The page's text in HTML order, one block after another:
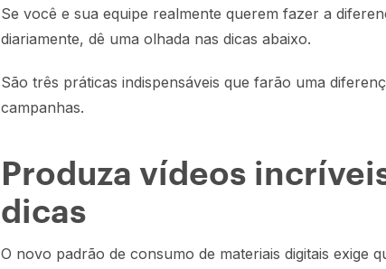
Se você e sua equipe realmente querem fazer a
diariamente, dê uma olhada nas dicas abaixo.
São três práticas indispensáveis que farão uma
campanhas.
Produza vídeos
dicas
O novo padrão de consumo de materiais digitais exige